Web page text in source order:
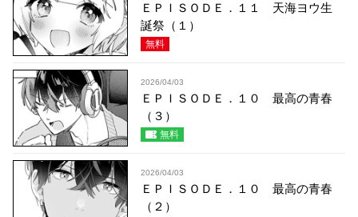
ＥＰＩＳＯＤＥ．１１ 天海ヨウ生
誕祭（１）
無料
2026/04/03
ＥＰＩＳＯＤＥ．１０ 最高の青春
（３）
無料
2026/04/03
ＥＰＩＳＯＤＥ．１０ 最高の青春
（２）